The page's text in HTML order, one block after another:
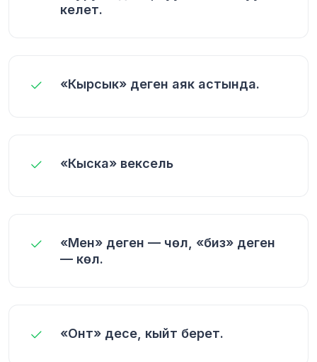
келет.
«Кырсык» деген аяк астында.
«Кыска» вексель
«Мен» деген — чөл, «биз» деген
— көл.
«Онт» десе, кыйт берет.